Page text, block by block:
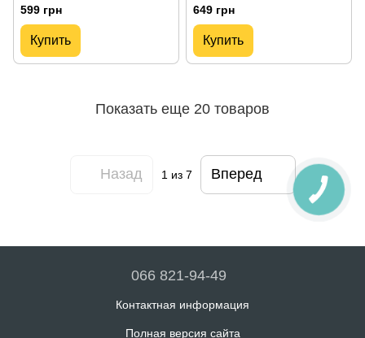
599 грн
Купить
649 грн
Купить
Показать еще 20 товаров
Назад 1 из 7 Вперед
066 821-94-49
Контактная информация
Полная версия сайта